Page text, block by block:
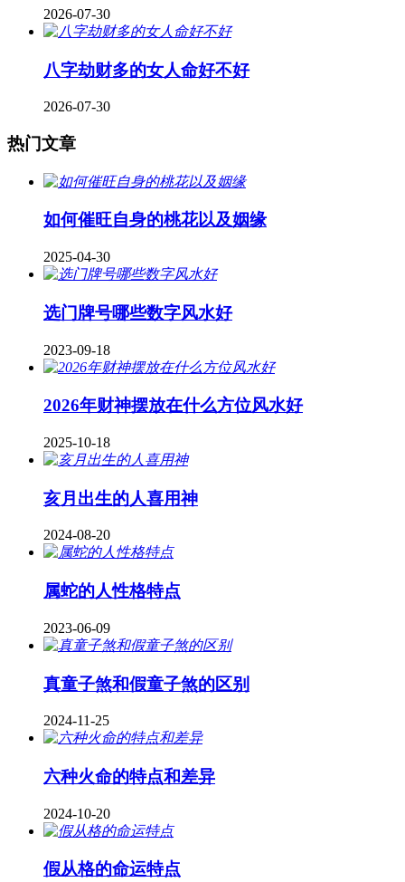
2026-07-30
八字劫财多的女人命好不好
2026-07-30
热门文章
如何催旺自身的桃花以及姻缘
2025-04-30
​选门牌号哪些数字风水好
2023-09-18
2026年财神摆放在什么方位风水好
2025-10-18
亥月出生的人喜用神
2024-08-20
属蛇的人性格特点
2023-06-09
真童子煞和假童子煞的区别
2024-11-25
六种火命的特点和差异
2024-10-20
假从格的命运特点